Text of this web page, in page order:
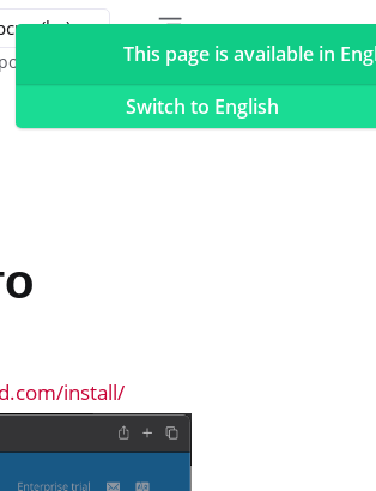
install/
This page is available in
Switch to English